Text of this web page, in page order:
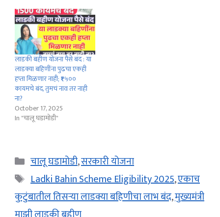
लाडकी बहीण योजना पैसे बंद : या
लाडक्या बहिणींना पुढचा एकही
हप्ता मिळणार नाही; ₹१५००
कायमचे बंद, तुमचं नाव तर नाही
ना?
October 17, 2025
In "चालू घडामोडी"
Categories
चालू घडामोडी,सरकारी योजना
Tags
Ladki Bahin Scheme Eligibility 2025,एकाच
कुटुंबातील तिसऱ्या लाडक्या बहिणीचा लाभ बंद,मुख्यमंत्री